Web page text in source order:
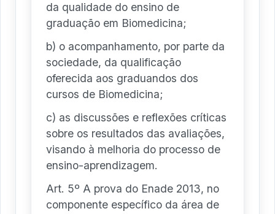
da qualidade do ensino de
graduação em Biomedicina;
b) o acompanhamento, por parte da
sociedade, da qualificação
oferecida aos graduandos dos
cursos de Biomedicina;
c) as discussões e reflexões críticas
sobre os resultados das avaliações,
visando à melhoria do processo de
ensino-aprendizagem.
Art. 5º A prova do Enade 2013, no
componente específico da área de